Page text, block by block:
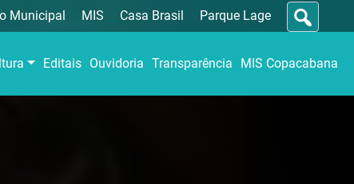
Municipal MIS Casa Brasil Parque Lage
Editais Ouvidoria Transparência MIS Copacabana